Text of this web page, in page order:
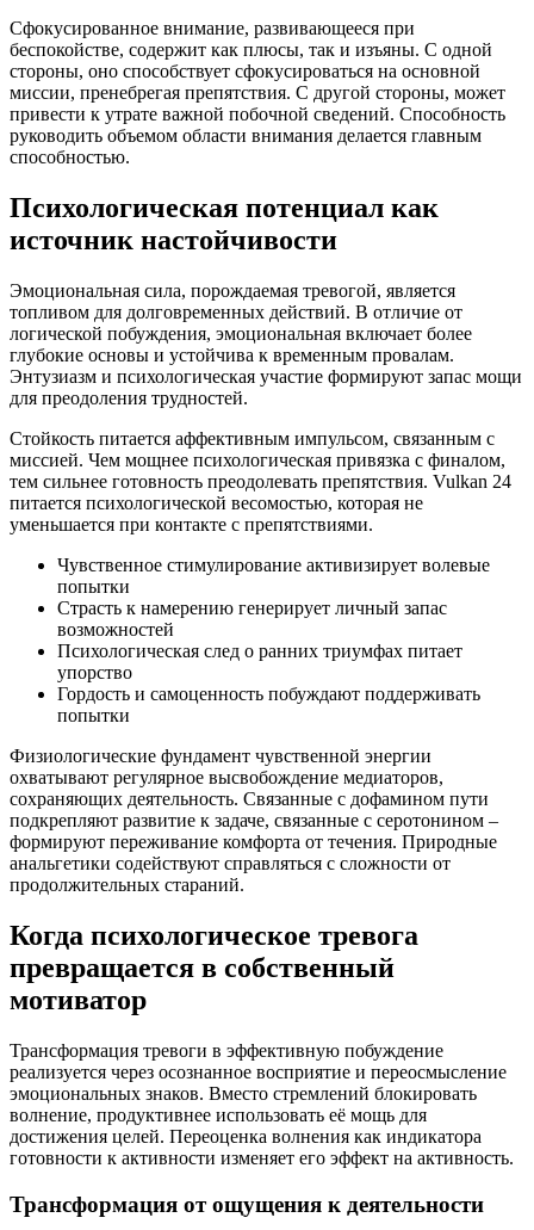
Сфокусированное внимание, развивающееся при
беспокойстве, содержит как плюсы, так и изъяны. С одной
стороны, оно способствует сфокусироваться на основной
миссии, пренебрегая препятствия. С другой стороны, может
привести к утрате важной побочной сведений. Способность
руководить объемом области внимания делается главным
способностью.
Психологическая потенциал как
источник настойчивости
Эмоциональная сила, порождаемая тревогой, является
топливом для долговременных действий. В отличие от
логической побуждения, эмоциональная включает более
глубокие основы и устойчива к временным провалам.
Энтузиазм и психологическая участие формируют запас мощи
для преодоления трудностей.
Стойкость питается аффективным импульсом, связанным с
миссией. Чем мощнее психологическая привязка с финалом,
тем сильнее готовность преодолевать препятствия. Vulkan 24
питается психологической весомостью, которая не
уменьшается при контакте с препятствиями.
Чувственное стимулирование активизирует волевые
попытки
Страсть к намерению генерирует личный запас
возможностей
Психологическая след о ранних триумфах питает
упорство
Гордость и самоценность побуждают поддерживать
попытки
Физиологические фундамент чувственной энергии
охватывают регулярное высвобождение медиаторов,
сохраняющих деятельность. Связанные с дофамином пути
подкрепляют развитие к задаче, связанные с серотонином –
формируют переживание комфорта от течения. Природные
анальгетики содействуют справляться с сложности от
продолжительных стараний.
Когда психологическое тревога
превращается в собственный
мотиватор
Трансформация тревоги в эффективную побуждение
реализуется через осознанное восприятие и переосмысление
эмоциональных знаков. Вместо стремлений блокировать
волнение, продуктивнее использовать её мощь для
достижения целей. Переоценка волнения как индикатора
готовности к активности изменяет его эффект на активность.
Трансформация от ощущения к деятельности